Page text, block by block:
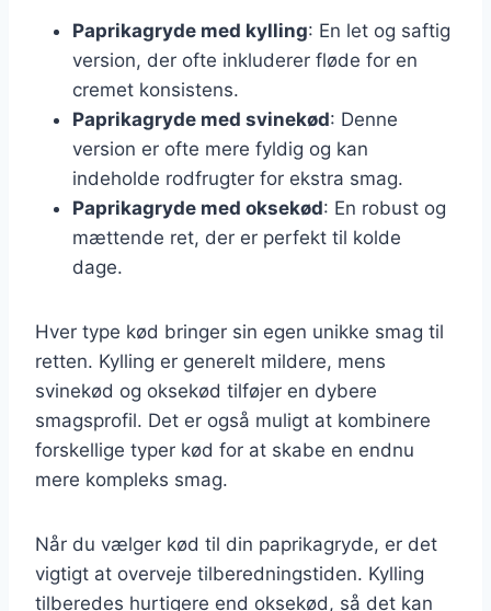
Paprikagryde med kylling: En let og saftig
version, der ofte inkluderer fløde for en
cremet konsistens.
Paprikagryde med svinekød: Denne
version er ofte mere fyldig og kan
indeholde rodfrugter for ekstra smag.
Paprikagryde med oksekød: En robust og
mættende ret, der er perfekt til kolde
dage.
Hver type kød bringer sin egen unikke smag til
retten. Kylling er generelt mildere, mens
svinekød og oksekød tilføjer en dybere
smagsprofil. Det er også muligt at kombinere
forskellige typer kød for at skabe en endnu
mere kompleks smag.
Når du vælger kød til din paprikagryde, er det
vigtigt at overveje tilberedningstiden. Kylling
tilberedes hurtigere end oksekød, så det kan